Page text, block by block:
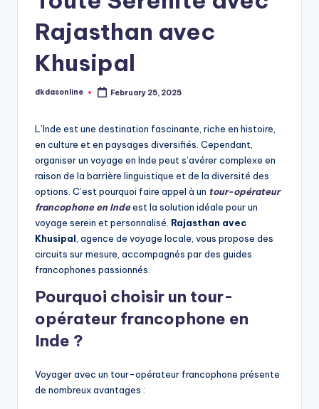
Rajasthan avec
Khusipal
Posted
dkdasonline February 25, 2025
L’Inde est une destination fascinante, riche en histoire,
en culture et en paysages diversifiés. Cependant,
organiser un voyage en Inde peut s’avérer complexe en
raison de la barrière linguistique et de la diversité des
options. C’est pourquoi faire appel à un tour-opérateur
francophone en Indeest la solution idéale pour un
voyage serein et personnalisé. Rajasthan avec
Khusipal , agence de voyage locale, vous propose des
circuits sur mesure, accompagnés par des guides
francophones passionnés.
Pourquoi choisir un tour-
opérateur francophone en
Inde ?
Voyager avec un tour-opérateur francophone présente
de nombreux avantages :